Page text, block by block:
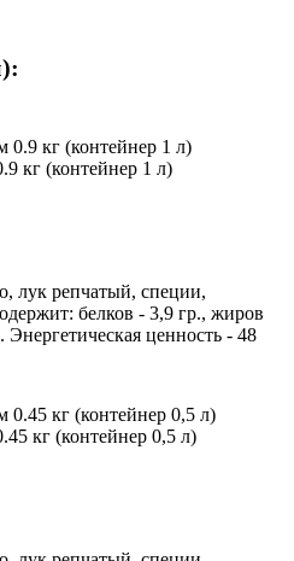
кг (контейнер 1 л)
лук репчатый, специи,
белков - 3,9 гр., жиров
Энергетическая ценность - 48
кг (контейнер 0,5 л)